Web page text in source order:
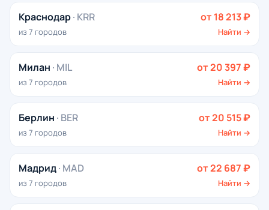
Краснодар· KRR
из 7 городов
от 18 213 ₽
Найти →
Милан · MIL
из 7 городов
от 20 397 ₽
Найти →
Берлин · BER
из 7 городов
от 20 515 ₽
Найти →
Мадрид· MAD
из 7 городов
от 22 687 ₽
Найти →